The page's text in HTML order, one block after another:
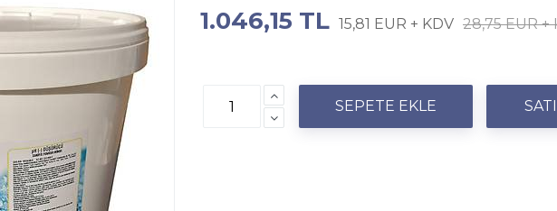
1.046,15 TL 15,81 EUR + KDV 28,75 EUR +